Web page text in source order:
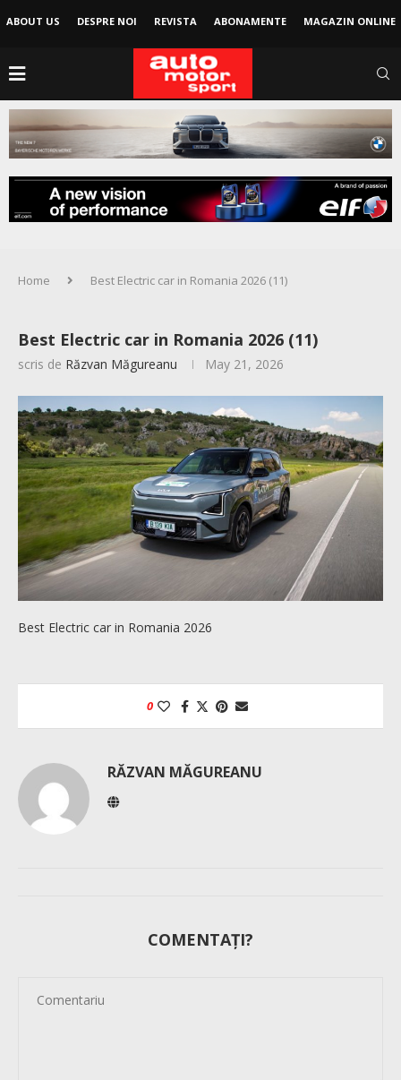
ABOUT US DESPRE NOI REVISTA ABONAMENTE MAGAZIN ONLINE
Home Best Electric car in Romania 2026 (11)
Best Electric car in Romania 2026 (11)
scris de Răzvan Măgureanu May 21, 2026
Best Electric car in Romania 2026
0
RĂZVAN MĂGUREANU
COMENTAȚI?